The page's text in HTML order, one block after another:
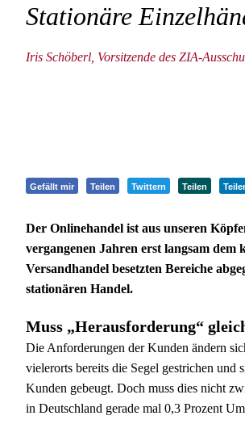
Stationäre
Iris Schöberl, Vorsitzende des ZIA-
Gefällt mir Teilen Twittern Teilen
Der Onlinehandel ist aus unseren
vergangenen Jahren erst langsam
Versandhandel besetzten Bereiche
stationären Handel.
Muss „Herausforderung“
Die Anforderungen der Kunden ändern
vielerorts bereits die Segel gestrichen und
Kunden gebeugt. Doch muss dies nicht
in Deutschland gerade mal 0,3 Prozent